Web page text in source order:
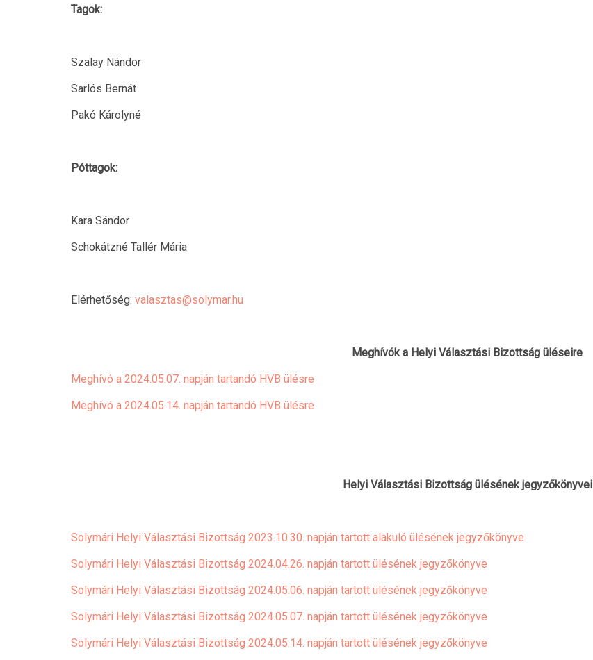
Tagok:
Szalay Nándor
Sarlós Bernát
Pakó Károlyné
Póttagok:
Kara Sándor
Schokátzné Tallér Mária
Elérhetőség: valasztas@solymar.hu
Meghívók a Helyi Választási Bizottság üléseire
Meghívó a 2024.05.07. napján tartandó HVB ülésre
Meghívó a 2024.05.14. napján tartandó HVB ülésre
Helyi Választási Bizottság ülésének jegyzőkönyvei
Solymári Helyi Választási Bizottság 2023.10.30. napján tartott alakuló ülésének jegyzőkönyve
Solymári Helyi Választási Bizottság 2024.04.26. napján tartott ülésének jegyzőkönyve
Solymári Helyi Választási Bizottság 2024.05.06. napján tartott ülésének jegyzőkönyve
Solymári Helyi Választási Bizottság 2024.05.07. napján tartott ülésének jegyzőkönyve
Solymári Helyi Választási Bizottság 2024.05.14. napján tartott ülésének jegyzőkönyve